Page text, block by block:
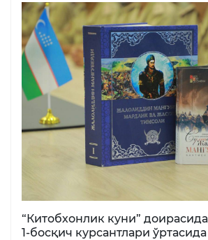
“Китобхонлик куни”
1-босқич курсантлари